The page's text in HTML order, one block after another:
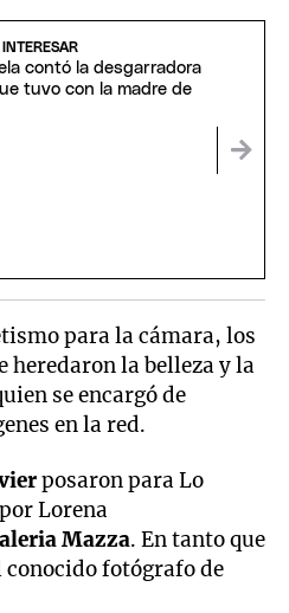
contó la desgarradora
tuvo con la madre de
para la cámara, los
heredaron la belleza y la
se encargó de
en la red.
posaron para Lo
Lorena
Mazza. En tanto que
conocido fotógrafo de